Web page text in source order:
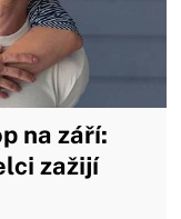
na září:
zažijí